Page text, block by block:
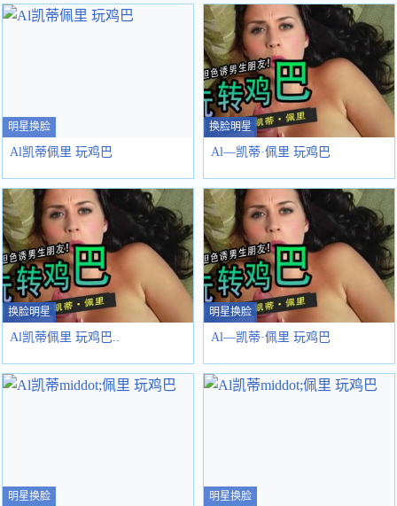
明星换脸
Al凯蒂佩里 玩鸡巴
换脸明星
Al—凯蒂·佩里 玩鸡巴
换脸明星
Al凯蒂佩里 玩鸡巴..
明星换脸
Al—凯蒂·佩里 玩鸡巴
明星换脸 明星换脸